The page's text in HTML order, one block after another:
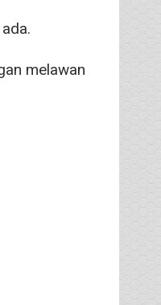
melawan